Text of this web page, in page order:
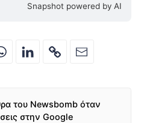
Snapshot powered by AI
του Newsbomb όταν
στην Google